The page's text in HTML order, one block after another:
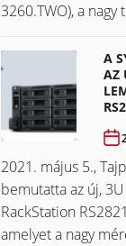
3260.TWO), a
A
AZ
2021. május 5.,
bemutatta az új,
RackStation
amelyet a nagy